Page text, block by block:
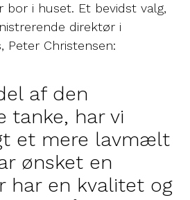
bor i huset. Et bevidst valg,
direktør i
Peter Christensen:
af den
tanke, har vi
et mere lavmælt
ønsket en
har en kvalitet og